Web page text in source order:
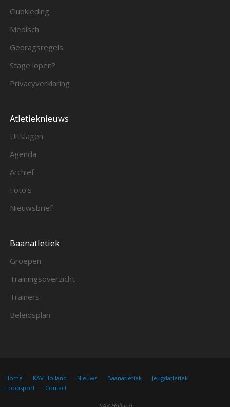
Clubkleding
Medisch
Gedragsregels
Stage lopen?
Privacyverklaring
Atletieknieuws
Uitslagen
Agenda
Archief
Foto’s
Nieuwsbrief
Baanatletiek
Groepen
Trainingsoverzicht
Trainers
Beleidsplan
Home KAV Holland Nieuws Baanatletiek
Jeugdatletiek
Loopsport
Contact